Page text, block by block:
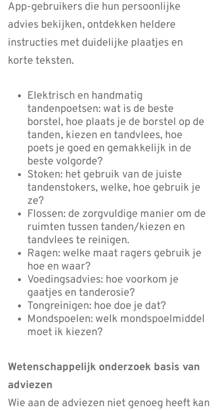
App-gebruikers die hun persoonlijke
advies bekijken, ontdekken heldere
instructies met duidelijke plaatjes en
korte teksten.
Elektrisch en handmatig
tandenpoetsen: wat is de beste
borstel, hoe plaats je de borstel op de
tanden, kiezen en tandvlees, hoe
poets je goed en gemakkelijk in de
beste volgorde?
Stoken: het gebruik van de juiste
tandenstokers, welke, hoe gebruik je
ze?
Flossen: de zorgvuldige manier om de
ruimten tussen tanden/kiezen en
tandvlees te reinigen.
Ragen: welke maat ragers gebruik je
hoe en waar?
Voedingsadvies: hoe voorkom je
gaatjes en tanderosie?
Tongreinigen: hoe doe je dat?
Mondspoelen: welk mondspoelmiddel
moet ik kiezen?
Wetenschappelijk onderzoek basis van
adviezen
Wie aan de adviezen niet genoeg heeft kan